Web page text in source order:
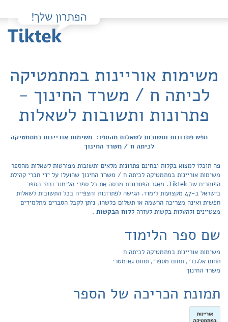
משימות אוריינות במתמטיקה
לכיתה ח / משרד החינוך -
פתרונות ותשובות לשאלות
חפש פתרונות ותשובות לשאלות מהספר: משימות אוריינות במתמטיקה
לכיתה ח / משרד החינוך
פה תוכלו למצוא בקלות ובחינם פתרונות מלאים ותשובות מפורטות לשאלות מהספר
משימות אוריינות במתמטיקה לכיתה ח / משרד החינוך שהועלו על ידי חברי קהילת
הפותרים של Tiktek. מאגר הפתרונות מכסה את כל ספרי הלימוד ובתי הספר
בישראל ב-47 מקצועות לימוד. הגישה לפתרונות והצפייה בכל התשובות לשאלות
חפשית ואינה מצריכה הרשמה או תשלום כלשהו. ניתן לקבל הסברים מתלמידים
מצטיינים ולהעלות בקשות לעזרה ללוח הבקשות .
שם ספר הלימוד
משימות אוריינות במתמטיקה לכיתה ח
תחום אלגברי, תחום מספרי, תחום גאומטרי
משרד החינוך
תמונת הכריכה של הספר